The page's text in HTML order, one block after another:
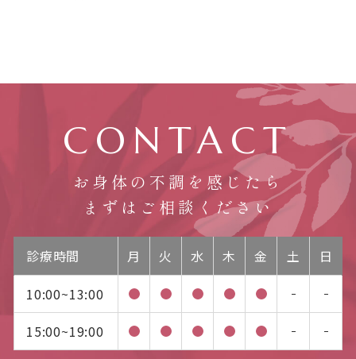
CONTACT
お身体の不調を感じたら
まずはご相談ください
診療時間 月 火 水 木 金 土
日
10:00~13:00
15:00~19:00